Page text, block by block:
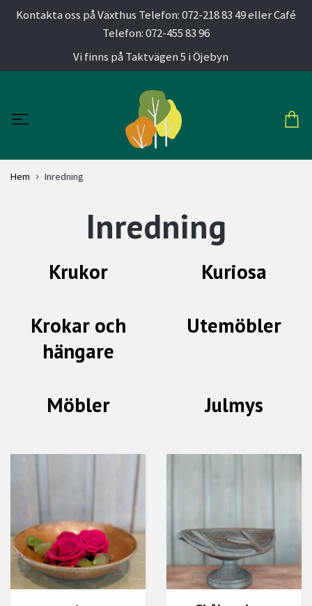
Kontakta oss på Växthus Telefon: 072-218 83 49 eller Café
Telefon: 072-455 83 96
Vi finns på Taktvägen 5 i Öjebyn
Hem Inredning
Inredning
Krukor Kuriosa
Krokar och
hängare
Utemöbler
Möbler Julmys